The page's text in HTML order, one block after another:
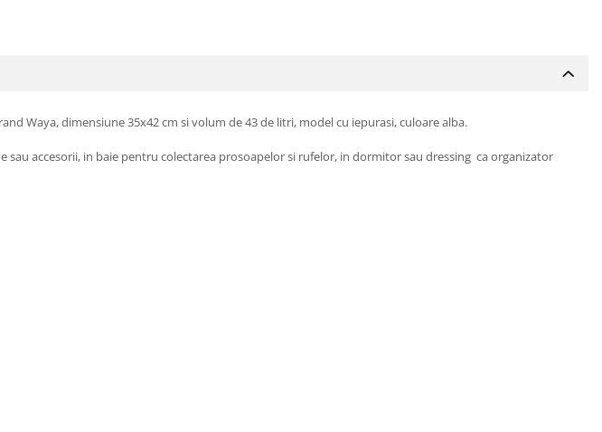
Waya, dimensiune 35x42 cm si volum de 43 de litri, model cu iepurasi, culoare alba.
accesorii, in baie pentru colectarea prosoapelor si rufelor, in dormitor sau dressing ca organizator